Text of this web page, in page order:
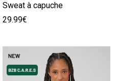
Sweat à capuche
29.99€